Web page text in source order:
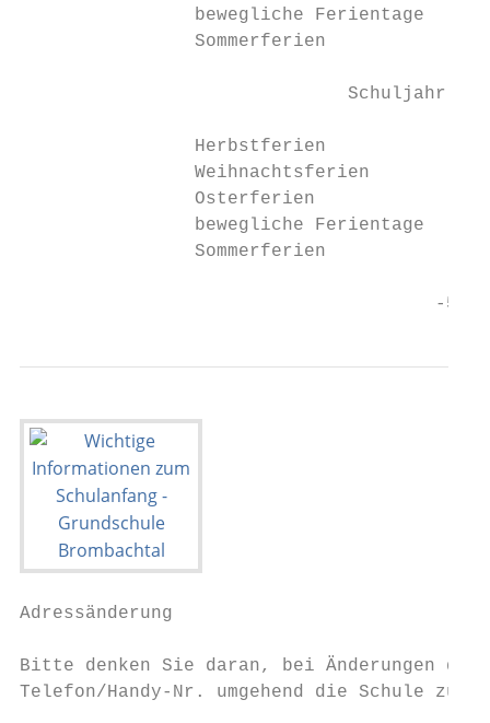
                bewegliche Ferientage   4
Sommerferien
Schuljahr
Herbstferien
Weihnachtsferien
Osterferien
                bewegliche Ferientage   3
Sommerferien
                                      -5-
Adressänderung
Bitte denken Sie daran, bei Änderungen
Telefon/Handy-Nr. umgehend die Schule zu